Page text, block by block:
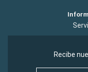
Recibe